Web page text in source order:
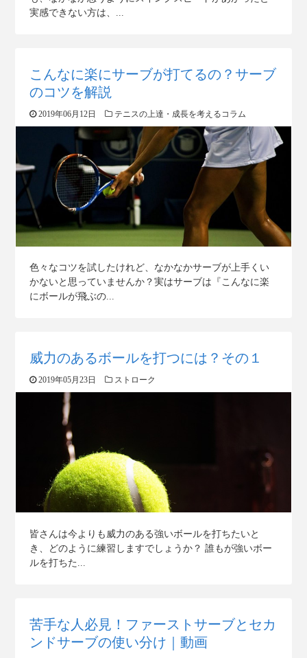
実感できない方は、...
こんなに楽にサーブが打てるの？サーブ
のコツを解説
2019年06月12日 テニスの上達・成長を考えるコラム
色々なコツを試したけれど、なかなかサーブが上手くい
かないと思っていませんか？実はサーブは『こんなに楽
にボールが飛ぶの...
威力のあるボールを打つには？その１
2019年05月23日 ストローク
皆さんは今よりも威力のある強いボールを打ちたいと
き、どのように練習しますでしょうか？ 誰もが強いボー
ルを打ちた...
苦手な人必見！ファーストサーブとセカ
ンドサーブの使い分け｜動画